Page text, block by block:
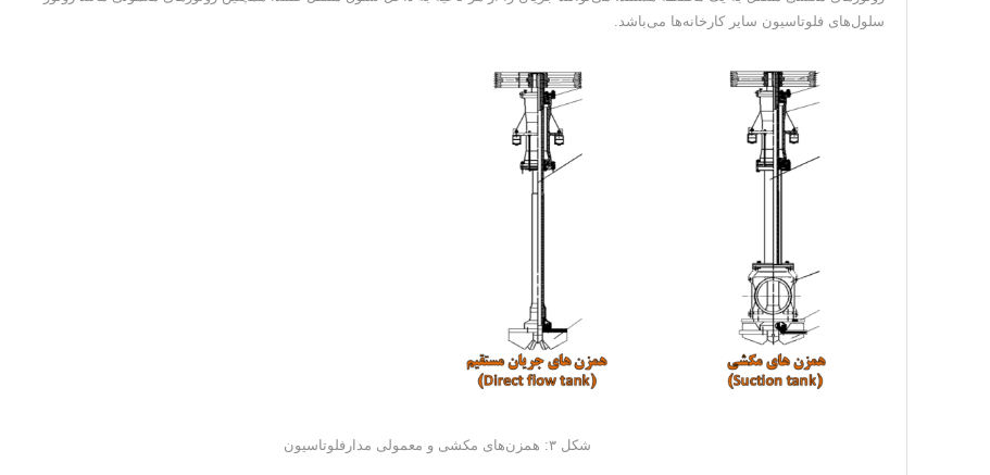
سلول‌های فلوتاسیون سایر کارخانه‌ها می‌باشد.
شکل ۳: همزن‌های مکشی و معمولی مدارفلوتاسیون